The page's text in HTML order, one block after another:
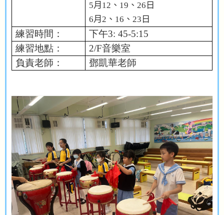
5月 12 、 19 、26 日
6月2 、 16 、23 日
練習時間： 下午3: 45-5:15
練習地點：
2/F音樂室
負責老師：
鄧凱華老師